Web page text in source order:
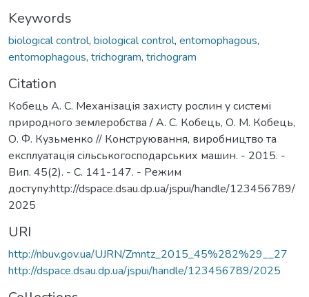
Keywords
biological control, biological control, entomophagous,
entomophagous, trichogram, trichogram
Citation
Кобець А. С. Механізація захисту рослин у системі
природного землеробства / А. С. Кобець, О. М. Кобець,
О. Ф. Кузьменко // Конструювання, виробництво та
експлуатація сільськогосподарських машин. - 2015. -
Вип. 45(2). - С. 141-147. - Режим
доступу:http://dspace.dsau.dp.ua/jspui/handle/123456789/
2025
URI
http://nbuv.gov.ua/UJRN/Zmntz_2015_45%282%29__27
http://dspace.dsau.dp.ua/jspui/handle/123456789/2025